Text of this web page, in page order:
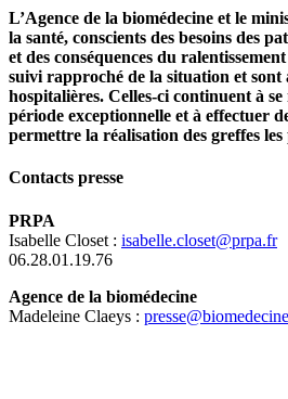
L’Agence de la biomédecine et le
la santé, conscients des besoins des
et des conséquences du
suivi rapproché de la situation et sont
hospitalières. Celles-ci continuent à
période exceptionnelle et à effectuer
permettre la réalisation des greffes les
Contacts presse
PRPA
Isabelle Closet : isabelle.closet@prpa.fr
06.28.01.19.76
Agence de la biomédecine
Madeleine Claeys :